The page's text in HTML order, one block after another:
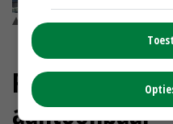
Frank van Genugten ©
Reductie
aantoonbaar